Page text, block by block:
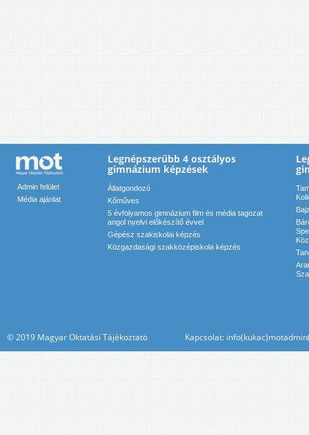
Admin felület
Média ajánlat
Legnépszerűbb 4 osztályos
gimnázium képzések
Állatgondozó
Kőműves
5 évfolyamos gimnázium film és média tagozat
angol nyelvi előkészítő évvel
Gépész szakiskolai képzés
Közgazdasági szakközépiskola képzés
© 2019 Magyar Oktatási Tájékoztató Kapcsolat: